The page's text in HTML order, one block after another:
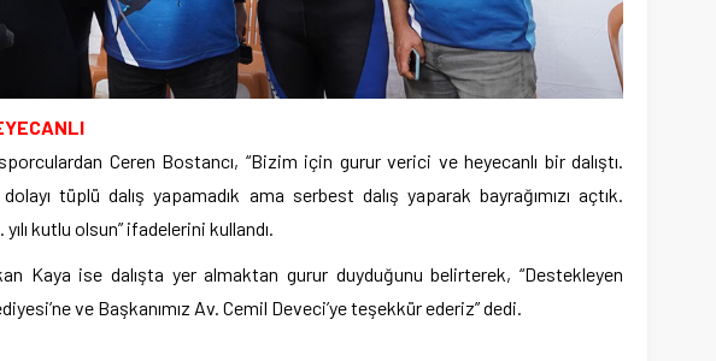
Ceren Bostancı, “Bizim için gurur verici ve heyecanlı bir dalıştı.
tüplü dalış yapamadık ama serbest dalış yaparak bayrağımızı açtık.
kutlu olsun” ifadelerini kullandı.
Kaya ise dalışta yer almaktan gurur duyduğunu belirterek, “Destekleyen
ve Başkanımız Av. Cemil Deveci’ye teşekkür ederiz” dedi.